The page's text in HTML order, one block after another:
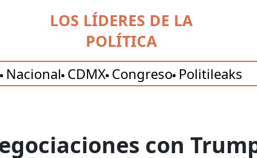
LOS LÍDERES DE LA
POLÍTICA
Nacional CDMX Congreso Politileaks
con